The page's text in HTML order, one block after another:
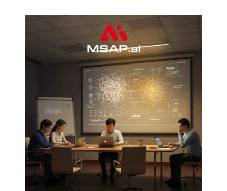
이벤트 & 세미나
블로그
자료실
기술지원